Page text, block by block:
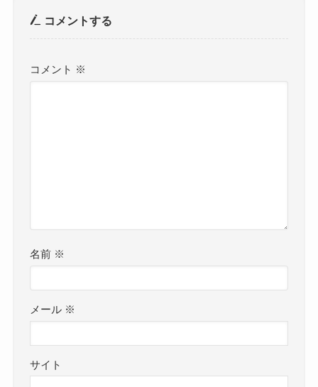
コメントする
コメント ※
名前 ※
メール ※
サイト